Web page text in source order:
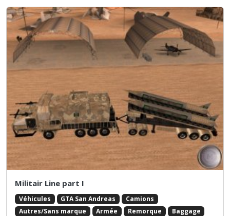
Militair Line part I
Véhicules GTA San Andreas
Camions
Autres/Sans marque
Armée Remorque
Baggage